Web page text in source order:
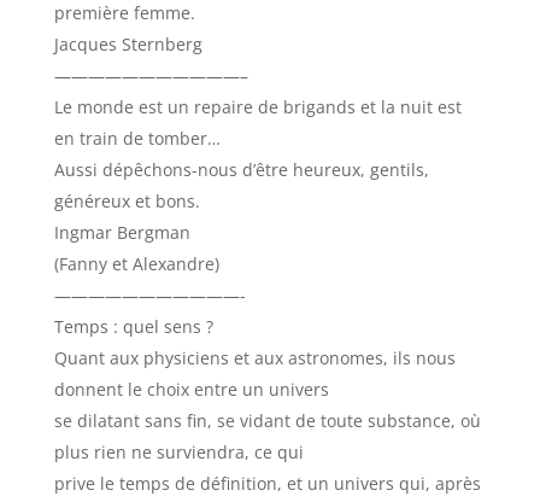
première femme.
Jacques Sternberg
———————————–
Le monde est un repaire de brigands et la nuit est
en train de tomber…
Aussi dépêchons-nous d’être heureux, gentils,
généreux et bons.
Ingmar Bergman
(Fanny et Alexandre)
———————————-
Temps : quel sens ?
Quant aux physiciens et aux astronomes, ils nous
donnent le choix entre un univers
se dilatant sans fin, se vidant de toute substance, où
plus rien ne surviendra, ce qui
prive le temps de définition, et un univers qui, après